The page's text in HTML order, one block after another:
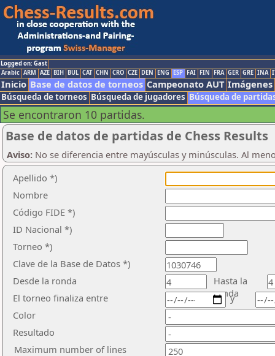
Logged on: Gast
Arabic ARM AZE BIH BUL CAT CHN CRO CZE DEN ENG ESP FAI FIN FRA GER GRE INA
Inicio Base de datos de torneos Campeonato AUT Imágenes
Búsqueda de torneos Búsqueda de jugadores Búsqueda de
Se encontraron 10 partidas.
Base de datos de partidas de Chess Results
Aviso: No se diferencia entre mayúsculas y minúsculas. Al
Apellido *)
Nombre
Código FIDE *)
ID Nacional *)
Torneo *)
Clave de la Base de Datos *)
Desde la ronda
Hasta la
ronda
El torneo finaliza entre
Color
Resultado
y
Maximum number of lines